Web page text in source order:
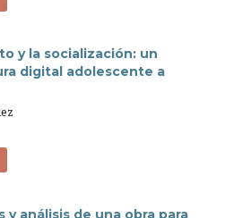
y la socialización: un
digital adolescente a
y análisis de una obra para